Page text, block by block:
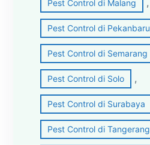
Pest Control di Malang
Pest Control di Pekanbaru
Pest Control di Semarang
Pest Control di Solo ,
Pest Control di Surabaya
Pest Control di Tangerang